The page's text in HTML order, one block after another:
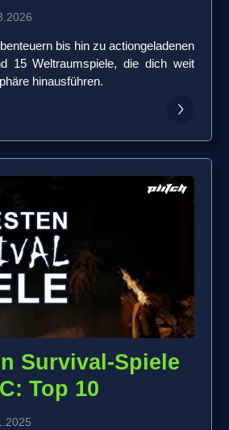
bis hin zu actiongeladenen
15 Weltraumspiele, die dich weit
hinausführen.
Survival-Spiele
Top 10